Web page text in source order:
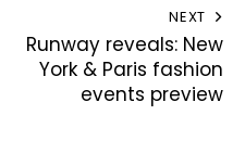
NEXT
Runway reveals: New
York & Paris fashion
events preview